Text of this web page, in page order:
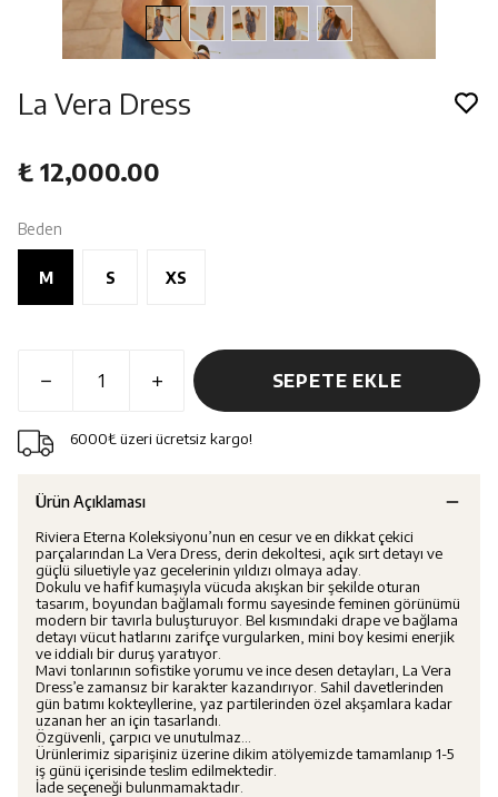
La Vera Dress
₺ 12,000.00
Beden
M S XS
SEPETE EKLE
6000₺ üzeri ücretsiz kargo!
Ürün Açıklaması
Riviera Eterna Koleksiyonu’nun en cesur ve en dikkat çekici
parçalarından La Vera Dress, derin dekoltesi, açık sırt detayı ve
güçlü siluetiyle yaz gecelerinin yıldızı olmaya aday.
Dokulu ve hafif kumaşıyla vücuda akışkan bir şekilde oturan
tasarım, boyundan bağlamalı formu sayesinde feminen görünümü
modern bir tavırla buluşturuyor. Bel kısmındaki drape ve bağlama
detayı vücut hatlarını zarifçe vurgularken, mini boy kesimi enerjik
ve iddialı bir duruş yaratıyor.
Mavi tonlarının sofistike yorumu ve ince desen detayları, La Vera
Dress’e zamansız bir karakter kazandırıyor. Sahil davetlerinden
gün batımı kokteyllerine, yaz partilerinden özel akşamlara kadar
uzanan her an için tasarlandı.
Özgüvenli, çarpıcı ve unutulmaz…
Ürünlerimiz siparişiniz üzerine dikim atölyemizde tamamlanıp 1-5
iş günü içerisinde teslim edilmektedir.
İade seçeneği bulunmamaktadır.